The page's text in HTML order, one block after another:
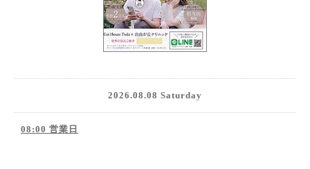
2026.08.08 Saturday
08:00 営業日